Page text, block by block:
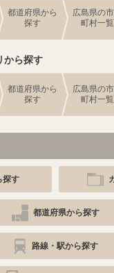
都道府県から
探す
広島県の
町村一覧
から探す
都道府県から
探す
広島県の
町村一覧
探す
都道府県から探す
路線・駅から探す